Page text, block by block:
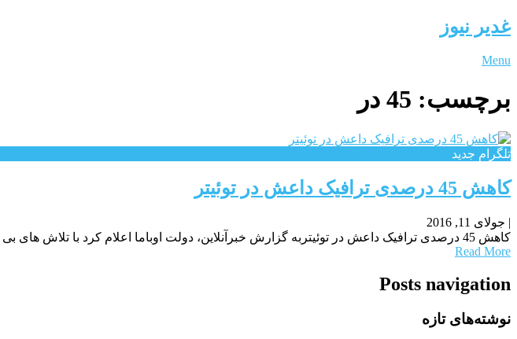
غدیر نیوز
Menu
برچسب: 45 در
تلگرام جدید
کاهش 45 درصدی ترافیک داعش در توئیتر
| جولای 11, 2016
کاهش 45 درصدی ترافیک داعش در توئیتربه گزارش خبرآنلاین، دولت اوباما اعلام کرد با تلاش های بی وقفه توانسته اند ظرف 2 سال اخیر ترافیک داعش و طرفداران
Read More
Posts navigation
نوشته‌های تازه